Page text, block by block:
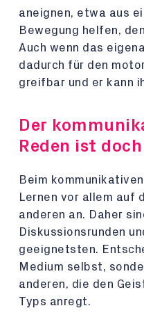
aneignen, etwa aus
Bewegung helfen,
Auch wenn das
dadurch für den
greifbar und er kann
Der
Reden ist doch
Beim
Lernen vor allem auf
anderen an. Daher
Diskussionsrunden
geeignetsten.
Medium selbst,
anderen, die den
Typs anregt.